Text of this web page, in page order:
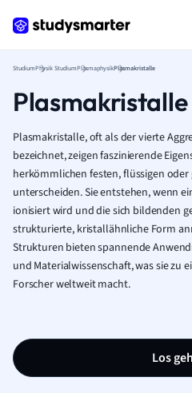
StudiumPhysik StudiumPlasmaphysikPlasmakristalle
Plasmakristalle
Plasmakristalle, oft als der vierte
bezeichnet, zeigen faszinierende
herkömmlichen festen, flüssigen
unterscheiden. Sie entstehen, wenn
ionisiert wird und die sich bildenden
strukturierte, kristallähnliche Form
Strukturen bieten spannende
und Materialwissenschaft, was sie zu
Forscher weltweit macht.
Los